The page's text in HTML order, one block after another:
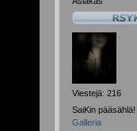
Viestejä: 216
SaiKin pääsählä!
Galleria